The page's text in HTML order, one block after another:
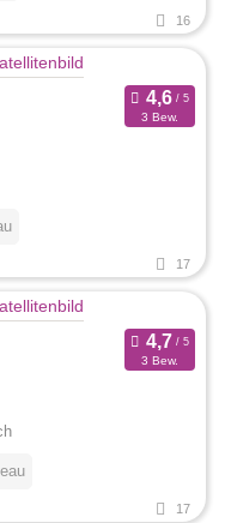
16
3 Bew.
17
3 Bew.
17